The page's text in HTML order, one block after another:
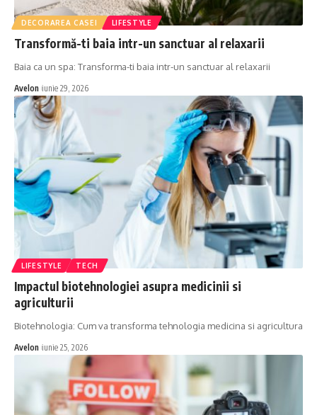
DECORAREA CASEI LIFESTYLE
Transformă-ti baia intr-un sanctuar al relaxarii
Baia ca un spa: Transforma-ti baia intr-un sanctuar al relaxarii
Avelon iunie 29, 2026
LIFESTYLE TECH
Impactul biotehnologiei asupra medicinii si
agriculturii
Biotehnologia: Cum va transforma tehnologia medicina si agricultura
Avelon iunie 25, 2026